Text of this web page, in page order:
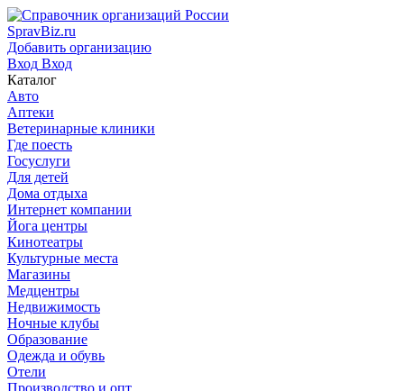
SpravBiz.ru
Добавить организацию
Вход Вход
Каталог
Авто
Аптеки
Ветеринарные клиники
Где поесть
Госуслуги
Для детей
Дома отдыха
Интернет компании
Йога центры
Кинотеатры
Культурные места
Магазины
Медцентры
Недвижимость
Ночные клубы
Образование
Одежда и обувь
Отели
Производство и опт